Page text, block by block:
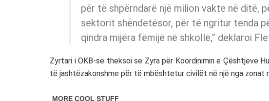
për të shpërndarë një milion vakte në ditë,
sektorit shëndetësor, për të ngritur tenda
qindra mijëra fëmijë në shkollë,” deklaroi
Zyrtari i OKB-së theksoi se Zyra për Koordinimin e Çështjeve
të jashtëzakonshme për të mbështetur civilët në një nga zonat